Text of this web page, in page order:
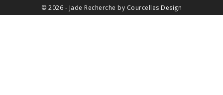
© 2026 - Jade Recherche by Courcelles Design